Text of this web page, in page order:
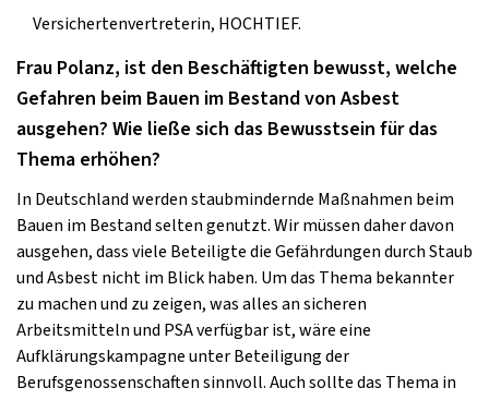
Versichertenvertreterin, HOCHTIEF.
Frau Polanz, ist den Beschäftigten bewusst, welche
Gefahren beim Bauen im Bestand von Asbest
ausgehen? Wie ließe sich das Bewusstsein für das
Thema erhöhen?
In Deutschland werden staubmindernde Maßnahmen beim
Bauen im Bestand selten genutzt. Wir müssen daher davon
ausgehen, dass viele Beteiligte die Gefährdungen durch Staub
und Asbest nicht im Blick haben. Um das Thema bekannter
zu machen und zu zeigen, was alles an sicheren
Arbeitsmitteln und PSA verfügbar ist, wäre eine
Aufklärungskampagne unter Beteiligung der
Berufsgenossenschaften sinnvoll. Auch sollte das Thema in